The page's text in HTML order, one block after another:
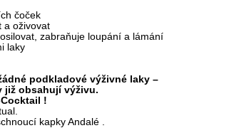
čoček
a oživovat
zabraňuje loupání a lámání
laky
podkladové výživné laky –
již obsahují výživu.
l !
kapky Andalé .